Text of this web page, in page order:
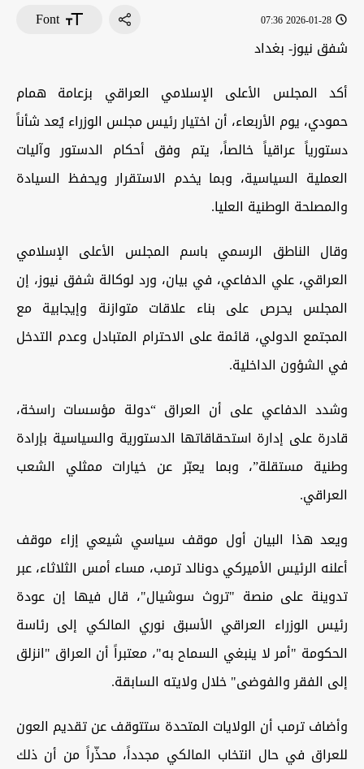
2026-01-28 07:36
Font
شفق نيوز- بغداد
أكد المجلس الأعلى الإسلامي العراقي بزعامة همام
حمودي، يوم الأربعاء، أن اختيار رئيس مجلس الوزراء يُعد شأناً
دستورياً عراقياً خالصاً، يتم وفق أحكام الدستور وآليات
العملية السياسية، وبما يخدم الاستقرار ويحفظ السيادة
والمصلحة الوطنية العليا.
وقال الناطق الرسمي باسم المجلس الأعلى الإسلامي
العراقي، علي الدفاعي، في بيان، ورد لوكالة شفق نيوز، إن
المجلس يحرص على بناء علاقات متوازنة وإيجابية مع
المجتمع الدولي، قائمة على الاحترام المتبادل وعدم التدخل
في الشؤون الداخلية.
وشدد الدفاعي على أن العراق “دولة مؤسسات راسخة،
قادرة على إدارة استحقاقاتها الدستورية والسياسية بإرادة
وطنية مستقلة”، وبما يعبّر عن خيارات ممثلي الشعب
العراقي.
ويعد هذا البيان أول موقف سياسي شيعي إزاء موقف
أعلنه الرئيس الأميركي دونالد ترمب، مساء أمس الثلاثاء، عبر
تدوينة على منصة "تروث سوشيال"، قال فيها إن عودة
رئيس الوزراء العراقي الأسبق نوري المالكي إلى رئاسة
الحكومة "أمر لا ينبغي السماح به"، معتبراً أن العراق "انزلق
إلى الفقر والفوضى" خلال ولايته السابقة.
وأضاف ترمب أن الولايات المتحدة ستتوقف عن تقديم العون
للعراق في حال انتخاب المالكي مجدداً، محذّراً من أن ذلك